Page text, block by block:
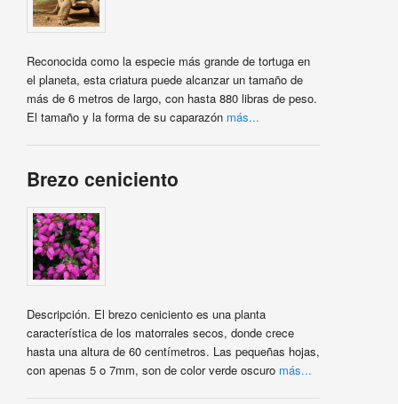
Reconocida como la especie más grande de tortuga en
el planeta, esta criatura puede alcanzar un tamaño de
más de 6 metros de largo, con hasta 880 libras de peso.
El tamaño y la forma de su caparazón más...
Brezo ceniciento
Descripción. El brezo ceniciento es una planta
característica de los matorrales secos, donde crece
hasta una altura de 60 centímetros. Las pequeñas hojas,
con apenas 5 o 7mm, son de color verde oscuro más...